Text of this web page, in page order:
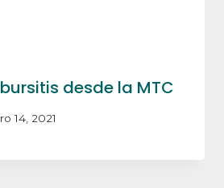
desde la MTC
14, 2021